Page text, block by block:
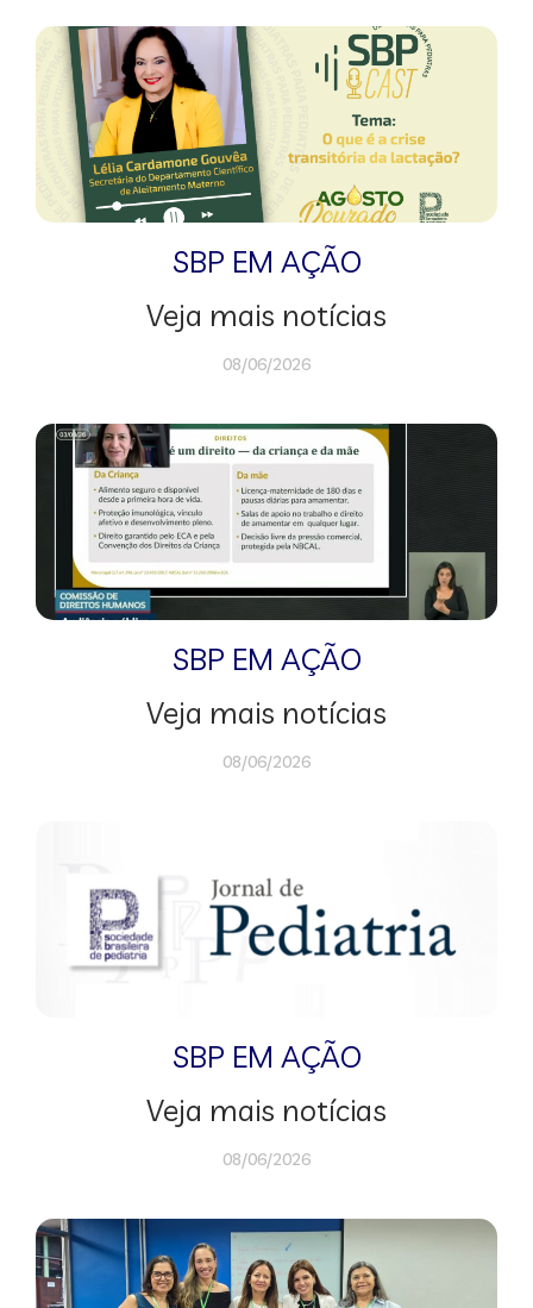
SBP EM AÇÃO
Veja mais notícias
08/06/2026
SBP EM AÇÃO
Veja mais notícias
08/06/2026
SBP EM AÇÃO
Veja mais notícias
08/06/2026